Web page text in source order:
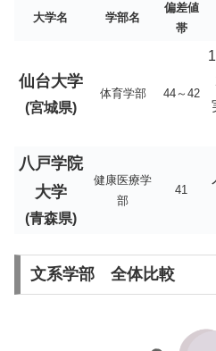
大学名 学部名
偏差値
帯
仙台大学
(宮城県)
体育学部 44～42
八戸学院
大学
(青森県)
健康医療学
部
41
文系学部 全体比較